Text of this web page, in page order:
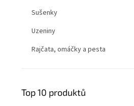
Sušenky
Uzeniny
Rajčata, omáčky a pesta
Top 10 produktů